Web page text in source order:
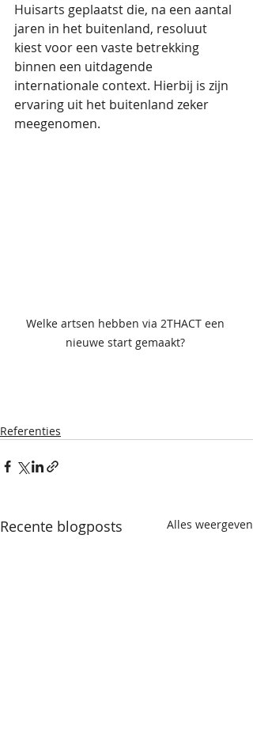
Huisarts geplaatst die, na een aantal
jaren in het buitenland, resoluut
kiest voor een vaste betrekking
binnen een uitdagende
internationale context. Hierbij is zijn
ervaring uit het buitenland zeker
meegenomen.
Welke artsen hebben via 2THACT een
nieuwe start gemaakt?
Referenties
Recente blogposts Alles weergeven